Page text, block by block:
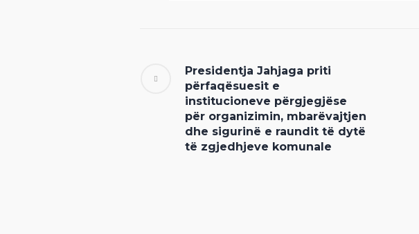
Presidentja Jahjaga priti
përfaqësuesit e
institucioneve përgjegjëse
për organizimin, mbarëvajtjen
dhe sigurinë e raundit të dytë
të zgjedhjeve komunale